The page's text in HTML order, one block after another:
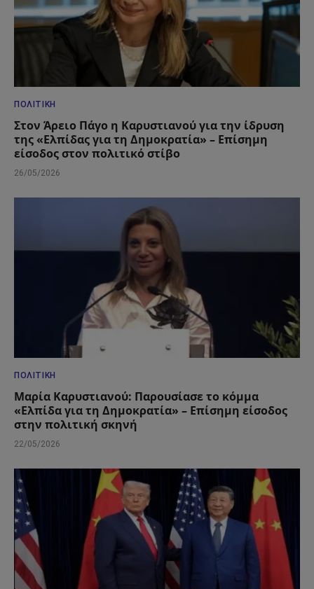
ΠΟΛΙΤΙΚΉ
Στον Άρειο Πάγο η Καρυστιανού για την ίδρυση
της «Ελπίδας για τη Δημοκρατία» – Επίσημη
είσοδος στον πολιτικό στίβο
26/05/2026
ΠΟΛΙΤΙΚΉ
Μαρία Καρυστιανού: Παρουσίασε το κόμμα
«Ελπίδα για τη Δημοκρατία» – Επίσημη είσοδος
στην πολιτική σκηνή
22/05/2026